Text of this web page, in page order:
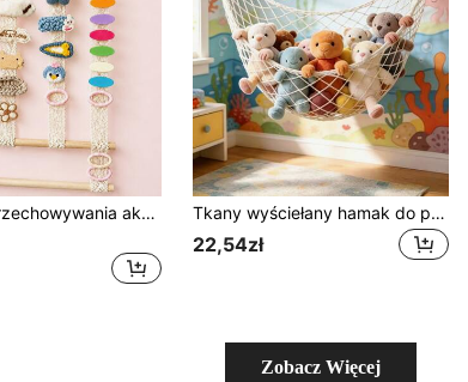
Stojak do przechowywania akcesoriów do włosów dla niemowląt, organizer na koronkowe spinki do włosów, stojak ekspozycyjny na kokardy, stojak do przechowywania gumek do włosów, dekoracja szafy do pokoju dziecięcego dla dziewczynek
Tkany wyściełany hamak do przechowywania zabawek zwierzęcych, ścienny pluszowy siatkowy worek do przechowywania lalek, dekoracja do pokoju dziecięcego i sali zabaw
22,54zł
Zobacz Więcej